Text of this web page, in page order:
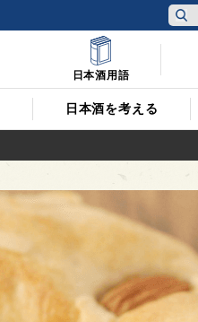
日本酒を考える
日本酒用語